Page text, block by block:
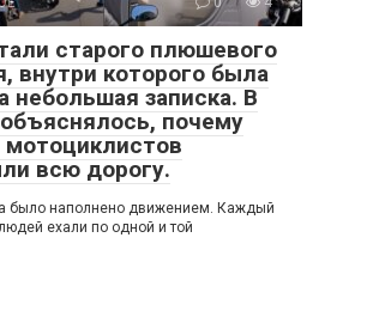
старого плюшевого
внутри которого была
небольшая записка. В
почему
мотоциклистов
всю дорогу.
было наполнено движением. Каждый
ехали по одной и той